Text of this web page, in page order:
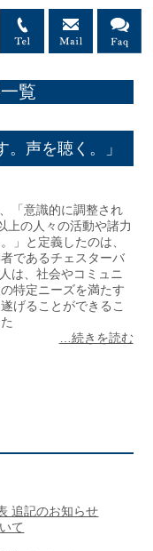
覧
声を聴く。」
「意識的に調整され
上の人々の活動や諸力
」と定義したのは、
であるチェスターバ
は、社会やコミュニ
特定ニーズを満たす
げることができるこ
…続きを読む
追記のお知らせ
て